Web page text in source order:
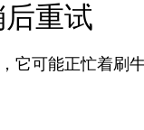
重试
它可能正忙着刷